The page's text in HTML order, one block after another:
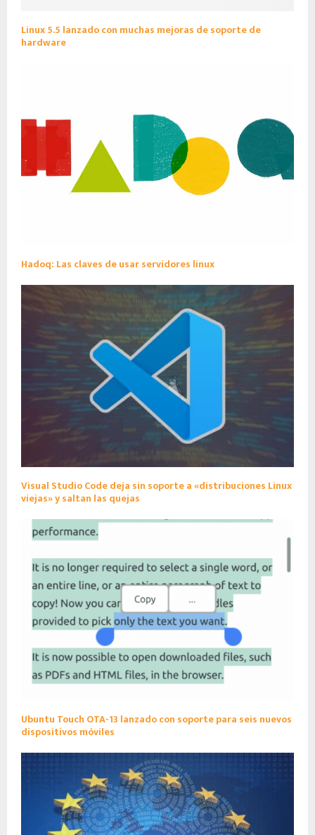
Linux 5.5 lanzado con muchas mejoras de soporte de
hardware
Hadoq: Las claves de usar servidores linux
Visual Studio Code deja sin soporte a «distribuciones Linux
viejas» y saltan las quejas
Ubuntu Touch OTA-13 lanzado con soporte para seis nuevos
dispositivos móviles